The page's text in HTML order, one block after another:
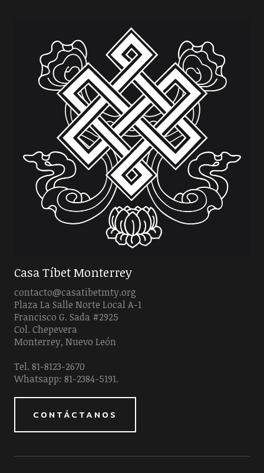
Casa Tíbet Monterrey
contacto@casatibetmty.org
Plaza La Salle Norte Local A-1
Francisco G. Sada #2925
Col. Chepevera
Monterrey, Nuevo León
Tel. 81-8123-2670
Whatsapp: 81-2384-5191.
CONTÁCTANOS